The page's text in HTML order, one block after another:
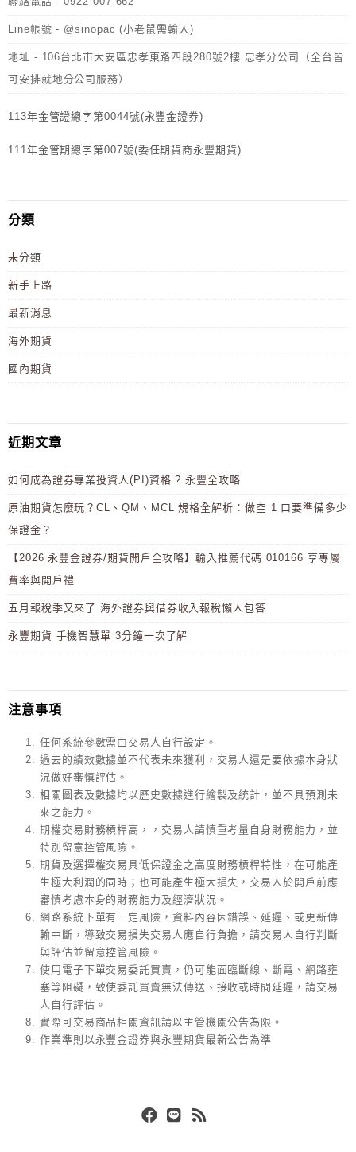
Line帳號 - @sinopac (小老鼠需輸入)
地址 - 106台北市大安區忠孝東路四段280號2樓 忠孝分公司（全台皆
可安排就地分公司服務）
113年金管證總字第0044號(永豐金證券)
111年金管期總字第007號(委任期貨商永豐期貨)
分類
未分類
新手上路
最新消息
海外期貨
國內期貨
近期文章
如何成為證券專業投資人(PI)資格 ? 永豐全攻略
原油期貨怎麼玩？CL、QM、MCL 規格全解析：做空 1 口要準備多少
保證金？
【2026 永豐金證券/期貨開戶全攻略】輸入推薦代碼 010166 享專屬
費率與開戶禮
五月報稅季又來了 海外證券與借券收入報稅懶人包答
永豐期貨 手機智慧單 3分鐘一次了解
注意事項
任何系統參數需由交易人自行設定。
過去的績效數據並不代表未來獲利，交易人還是要依據本身狀
況做好審慎評估。
相關圖表及數據均以歷史數據進行繪製及統計，並不具預測未
來之能力。
期權交易財務槓桿高，，交易人請慎重考量自身財務能力，並
特別留意控管風險。
期貨及選擇權交易具低保證金之高度財務槓桿特性，在可能產
生極大利潤的同時；也可能產生極大損失，交易人於開戶前應
審慎考慮本身的財務能力及經濟狀況。
網路系統下單有一定風險，資料內容因錯誤、延遲、或更新傳
輸中斷，導致交易損失交易人應自行負擔，請交易人自行判斷
與評估並留意控管風險。
使用電子下單交易委託買賣，仍可能面臨斷線、斷電、網路壅
塞等阻礙，致使委託買賣無法傳送、接收或時間延遲，請交易
人自行評估。
實際可交易商品相關資訊請以主管機關公告為限。
作業準則以永豐金證券與永豐期貨最新公告為準